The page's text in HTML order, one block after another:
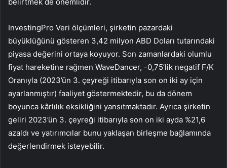
InvestingPro Veri ölçümleri, şirketin pazardaki
büyüklüğünü gösteren 3,42 milyon ABD Doları tutarındaki
piyasa değerini ortaya koyuyor. Son zamanlardaki olumlu
fiyat hareketine rağmen WaveDancer, -0,75’lik negatif F/K
Oranıyla (2023’ün 3. çeyreği itibarıyla son on iki ay için
ayarlanmıştır) faaliyet göstermektedir, bu da dönem
boyunca kârlılık eksikliğini yansıtmaktadır. Ayrıca şirketin
geliri 2023’ün 3. çeyreği itibarıyla son on iki ayda %21,6
azaldı ve yatırımcılar bunu yaklaşan birleşme bağlamında
değerlendirmek isteyebilir.